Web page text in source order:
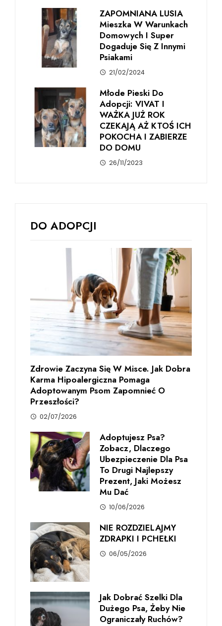
ZAPOMNIANA LUSIA
Mieszka W Warunkach
Domowych I Super
Dogaduje Się Z Innymi
Psiakami
21/02/2024
Młode Pieski Do
Adopcji: VIVAT I
WAŻKA JUŻ ROK
CZEKAJĄ AŻ KTOŚ ICH
POKOCHA I ZABIERZE
DO DOMU
26/11/2023
DO ADOPCJI
Zdrowie Zaczyna Się W Misce. Jak Dobra
Karma Hipoalergiczna Pomaga
Adoptowanym Psom Zapomnieć O
Przeszłości?
02/07/2026
Adoptujesz Psa?
Zobacz, Dlaczego
Ubezpieczenie Dla Psa
To Drugi Najlepszy
Prezent, Jaki Możesz
Mu Dać
10/06/2026
NIE ROZDZIELAJMY
ZDRAPKI I PCHEŁKI
06/05/2026
Jak Dobrać Szelki Dla
Dużego Psa, Żeby Nie
Ograniczały Ruchów?